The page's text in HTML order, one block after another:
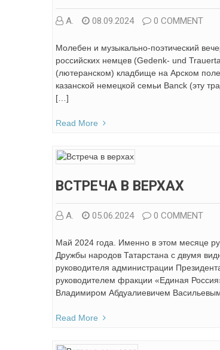
А. 08.09.2024 0 COMMENT
Молебен и музыкально-поэтический
российских немцев (Gedenk- und
(лютеранском) кладбище на Арском
казанской немецкой семьи Banck (эту
[…]
Read More
ВСТРЕЧА В ВЕРХАХ
А. 05.06.2024 0 COMMENT
Май 2024 года. Именно в этом месяце
Дружбы народов Татарстана с двумя
руководителя администрации
руководителем фракции «Единая
Владимиром Абдуалиевичем
Read More